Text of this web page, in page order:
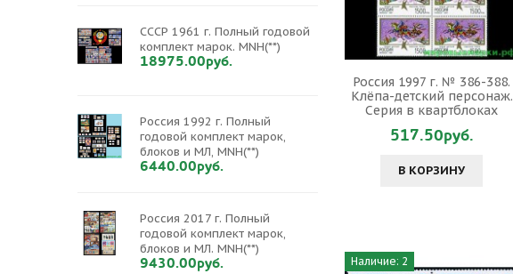
Россия 1997 г. № 386-388.
Клёпа-детский персонаж.
Серия в квартблоках
517.50руб.
В КОРЗИНУ
Наличие: 2
СССР 1961 г. Полный годовой
комплект марок. MNH(**)
18975.00руб.
Россия 1992 г. Полный
годовой комплект марок,
блоков и МЛ, MNH(**)
6440.00руб.
Россия 2017 г. Полный
годовой комплект марок,
блоков и МЛ. MNH(**)
9430.00руб.